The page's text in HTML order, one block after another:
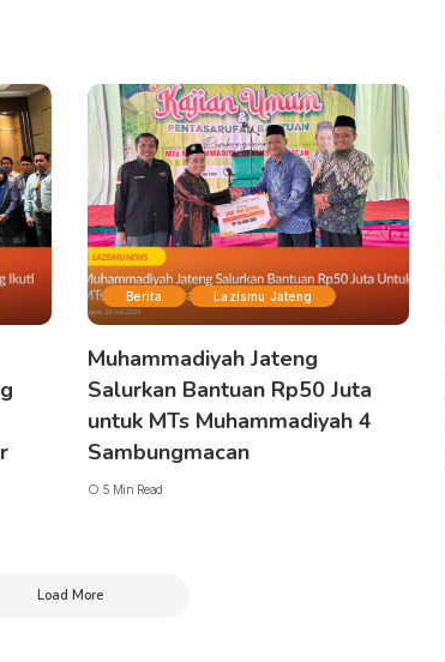
Berita Lazismu Jateng
Muhammadiyah Jateng
Salurkan Bantuan Rp50 Juta
untuk MTs Muhammadiyah 4
Sambungmacan
5 Min Read
Load More